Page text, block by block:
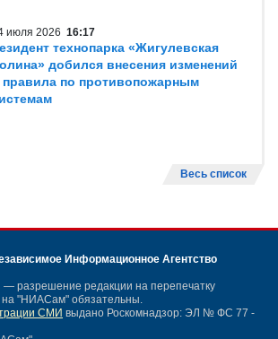
июля 2026 16:17
технопарка «Жигулевская
добился внесения изменений
правила по противопожарным
Весь список
Информационное Агентство
разрешение редакции на перепечатку
на "НИАСам" обязательны.
СМИ выдано Роскомнадзор: ЭЛ № ФС 77 -